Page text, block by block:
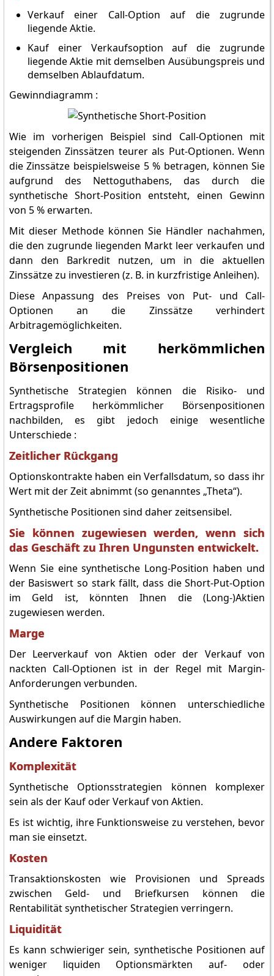
Verkauf einer Call-Option auf die zugrunde
liegende Aktie.
Kauf einer Verkaufsoption auf die zugrunde
liegende Aktie mit demselben Ausübungspreis und
demselben Ablaufdatum.
Gewinndiagramm :
Wie im vorherigen Beispiel sind Call-Optionen mit
steigenden Zinssätzen teurer als Put-Optionen. Wenn
die Zinssätze beispielsweise 5 % betragen, können Sie
aufgrund des Nettoguthabens, das durch die
synthetische Short-Position entsteht, einen Gewinn
von 5 % erwarten.
Mit dieser Methode können Sie Händler nachahmen,
die den zugrunde liegenden Markt leer verkaufen und
dann den Barkredit nutzen, um in die aktuellen
Zinssätze zu investieren (z. B. in kurzfristige Anleihen).
Diese Anpassung des Preises von Put- und Call-
Optionen an die Zinssätze verhindert
Arbitragemöglichkeiten.
Vergleich mit herkömmlichen
Börsenpositionen
Synthetische Strategien können die Risiko- und
Ertragsprofile herkömmlicher Börsenpositionen
nachbilden, es gibt jedoch einige wesentliche
Unterschiede :
Zeitlicher Rückgang
Optionskontrakte haben ein Verfallsdatum, so dass ihr
Wert mit der Zeit abnimmt (so genanntes „Theta“).
Synthetische Positionen sind daher zeitsensibel.
Sie können zugewiesen werden, wenn sich
das Geschäft zu Ihren Ungunsten entwickelt.
Wenn Sie eine synthetische Long-Position haben und
der Basiswert so stark fällt, dass die Short-Put-Option
im Geld ist, könnten Ihnen die (Long-)Aktien
zugewiesen werden.
Marge
Der Leerverkauf von Aktien oder der Verkauf von
nackten Call-Optionen ist in der Regel mit Margin-
Anforderungen verbunden.
Synthetische Positionen können unterschiedliche
Auswirkungen auf die Margin haben.
Andere Faktoren
Komplexität
Synthetische Optionsstrategien können komplexer
sein als der Kauf oder Verkauf von Aktien.
Es ist wichtig, ihre Funktionsweise zu verstehen, bevor
man sie einsetzt.
Kosten
Transaktionskosten wie Provisionen und Spreads
zwischen Geld- und Briefkursen können die
Rentabilität synthetischer Strategien verringern.
Liquidität
Es kann schwieriger sein, synthetische Positionen auf
weniger liquiden Optionsmärkten auf- oder